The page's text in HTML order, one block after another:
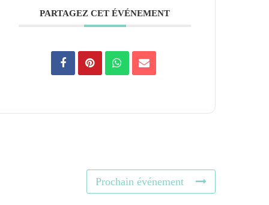
PARTAGEZ CET ÉVÉNEMENT
Prochain événement